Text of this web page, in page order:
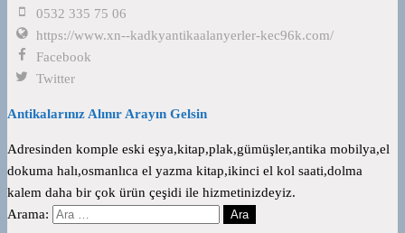
0532 335 75 06
https://www.xn--kadkyantikaalanyerler-kec96k.com/
Facebook
Twitter
Antikalarınız Alınır Arayın Gelsin
Adresinden komple eski eşya,kitap,plak,gümüşler,antika mobilya,el
dokuma halı,osmanlıca el yazma kitap,ikinci el kol saati,dolma
kalem daha bir çok ürün çeşidi ile hizmetinizdeyiz.
Arama: